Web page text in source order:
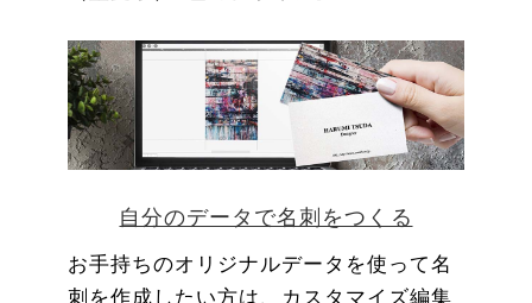
自分のデータで名刺をつくる
お手持ちのオリジナルデータを使って名
刺を作成したい方は、カスタマイズ編集